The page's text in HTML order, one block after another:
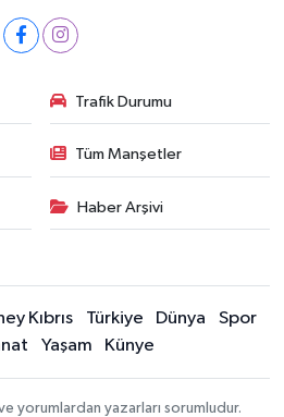
Trafik Durumu
Tüm Manşetler
Haber Arşivi
Kıbrıs Türkiye Dünya
Spor
Yaşam Künye
yorumlardan yazarları sorumludur.